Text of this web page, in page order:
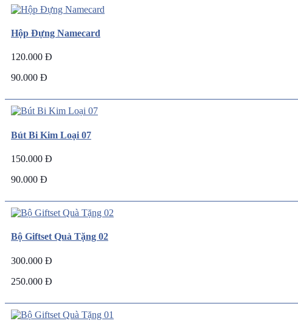
Hộp Đựng Namecard
120.000 Đ
90.000 Đ
Bút Bi Kim Loại 07
150.000 Đ
90.000 Đ
Bộ Giftset Quà Tặng 02
300.000 Đ
250.000 Đ